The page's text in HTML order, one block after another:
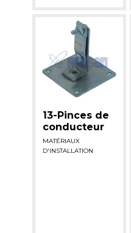
13-Pinces de
conducteur
MATÉRIAUX
D'INSTALLATION